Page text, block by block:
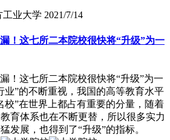
工业大学 2021/7/14
！这七所二本院校很快将“升级”为一
！这七所二本院校很快将“升级”为一
业”的不断重视，我国的高等教育水平
校”在世界上都占有重要的分量，随着
育体系也在不断更替，所以很多实力
发展，也得到了“升级”的指标。